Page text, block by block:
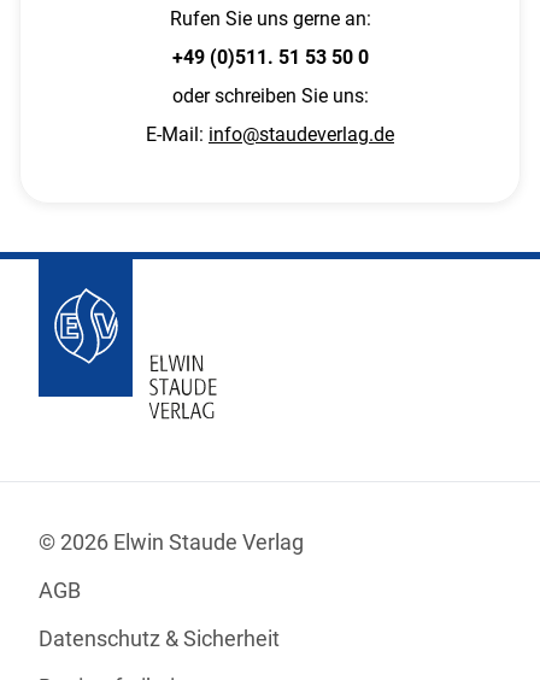
Rufen Sie uns gerne an:
+49 (0)511. 51 53 50 0
oder schreiben Sie uns:
E-Mail: info@staudeverlag.de
© 2026 Elwin Staude Verlag
AGB
Datenschutz & Sicherheit